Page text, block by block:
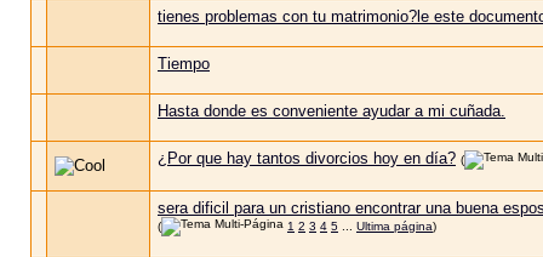
tienes problemas con tu matrimonio?le este
Tiempo
Hasta donde es conveniente ayudar a mi cuñada.
¿Por que hay tantos divorcios hoy en día? (
sera dificil para un cristiano encontrar una buena
( 1 2 3 4 5 Ultima página)